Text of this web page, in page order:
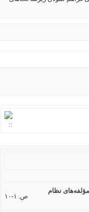
نظام
ص. ۱-۱۰